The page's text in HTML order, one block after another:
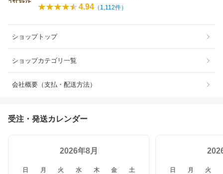
4.94 （ 1,112件）
ショップトップ
ショップカテゴリ一覧
会社概要（支払・配送方法）
受注・発送カレンダー
2026年8月
日 月 火 水 木 金 土 日 月 火